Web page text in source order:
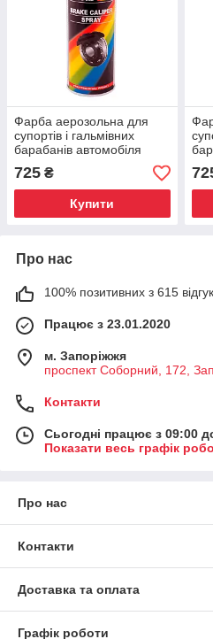
Фарба аерозольна для
супортів і гальмівних
барабанів автомобіля
Motip Brake Caliper Синя
400 мл
725 ₴
Купити
Про нас
100% позитивних з 615
Працює з 23.01.2020
м. Запоріжжя
проспект Соборний, 172,
Контакти
Сьогодні працює з 09:00
Показати весь графік
Про нас
Контакти
Доставка та оплата
Графік роботи